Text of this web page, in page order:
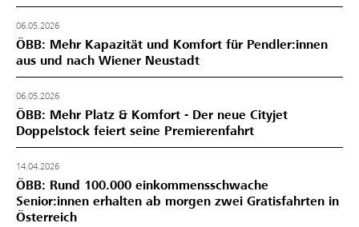
06.05.2026
ÖBB: Mehr Kapazität und Komfort für Pendler:innen
aus und nach Wiener Neustadt
06.05.2026
ÖBB: Mehr Platz & Komfort - Der neue Cityjet
Doppelstock feiert seine Premierenfahrt
14.04.2026
ÖBB: Rund 100.000 einkommensschwache
Senior:innen erhalten ab morgen zwei Gratisfahrten in
Österreich